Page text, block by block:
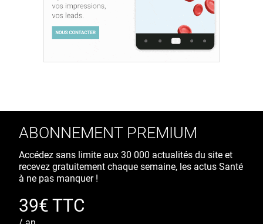
ABONNEMENT PREMIUM
Accédez sans limite aux 30 000 actualités du site et
recevez gratuitement chaque semaine, les actus Santé
à ne pas manquer !
39€ TTC